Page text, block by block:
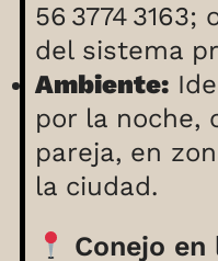
56 3774
del sistema
Ambiente:
por la noche,
pareja, en
la ciudad.
Conejo